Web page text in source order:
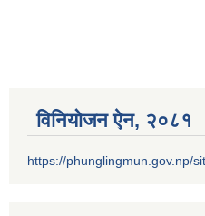
विनियोजन ऐन‚ २०८१
https://phunglingmun.gov.np/